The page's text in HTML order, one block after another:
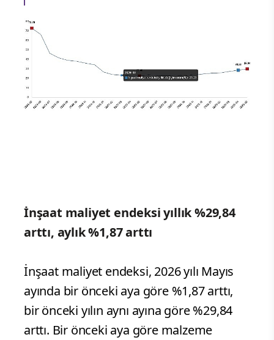
İnşaat maliyet endeksi yıllık %29,84
arttı, aylık %1,87 arttı
İnşaat maliyet endeksi, 2026 yılı Mayıs
ayında bir önceki aya göre %1,87 arttı,
bir önceki yılın aynı ayına göre %29,84
arttı. Bir önceki aya göre malzeme